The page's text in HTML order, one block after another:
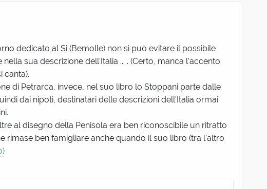
dedicato al Si (Bemolle) non si può evitare il possibile
sua descrizione dell'Italia ... . (Certo, manca l'accento
canta).
di Petrarca, invece, nel suo libro lo Stoppani parte dalle
dai nipoti, destinatari delle descrizioni dell'Italia ormai
al disegno della Penisola era ben riconoscibile un ritratto
rimase ben famigliare anche quando il suo libro (tra l'altro